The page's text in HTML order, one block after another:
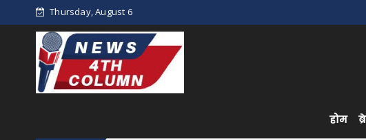
Thursday, August 6
होम